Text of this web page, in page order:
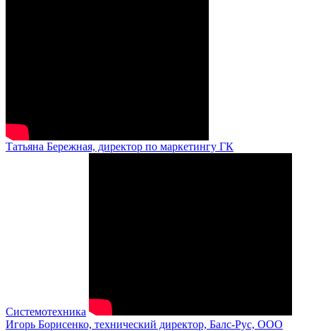
Татьяна Бережная, директор по маркетингу ГК
Системотехника
Игорь Борисенко, технический директор, Балс-Рус, ООО